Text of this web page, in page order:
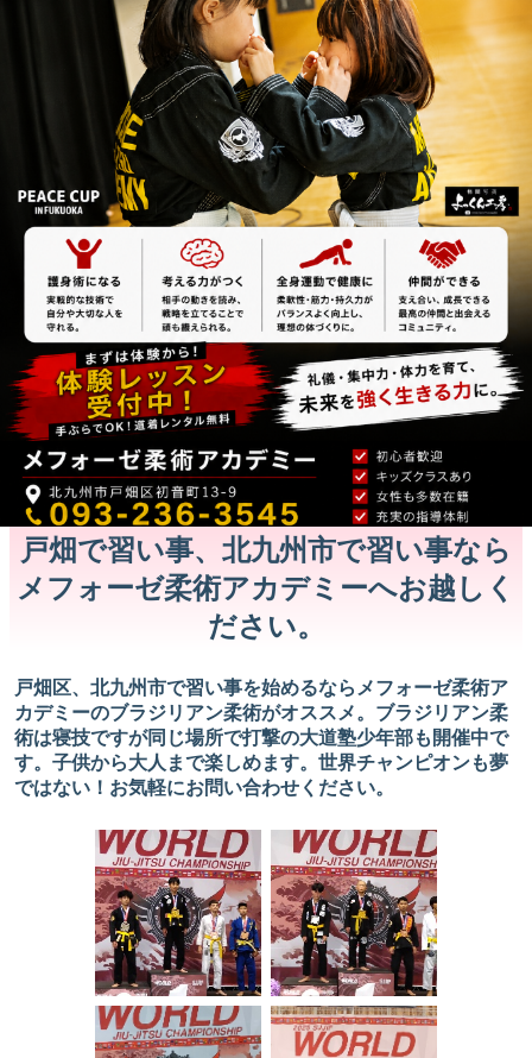
戸畑で習い事、北九州市で習い事なら
メフォーゼ柔術アカデミーへお越しく
ださい。
戸畑区、北九州市で習い事を始めるならメフォーゼ柔術ア
カデミーのブラジリアン柔術がオススメ。ブラジリアン柔
術は寝技ですが同じ場所で打撃の大道塾少年部も開催中で
す。子供から大人まで楽しめます。世界チャンピオンも夢
ではない！お気軽にお問い合わせください。